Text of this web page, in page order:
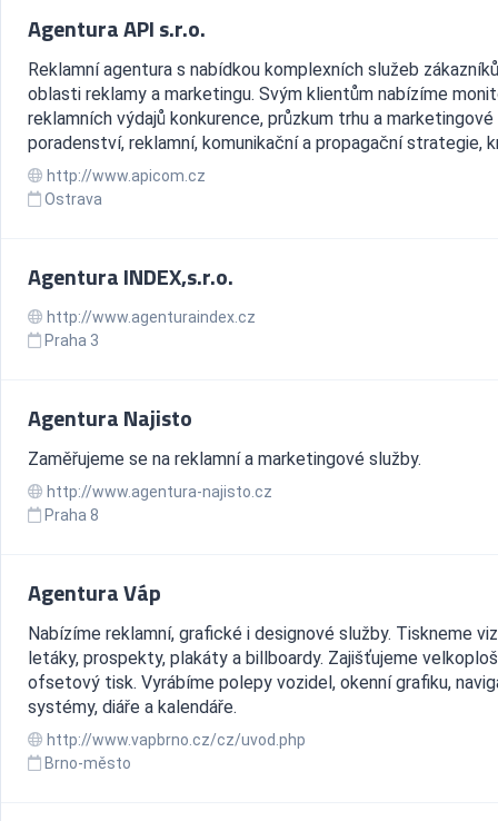
Agentura API s.r.o.
Reklamní agentura s nabídkou komplexních služeb
oblasti reklamy a marketingu. Svým klientům nabízíme
reklamních výdajů konkurence, průzkum trhu a marketingové
poradenství, reklamní, komunikační a propagační strategie,
http://www.apicom.cz
Ostrava
Agentura INDEX,s.r.o.
http://www.agenturaindex.cz
Praha 3
Agentura Najisto
Zaměřujeme se na reklamní a marketingové služby.
http://www.agentura-najisto.cz
Praha 8
Agentura Váp
Nabízíme reklamní, grafické i designové služby. Tiskneme
letáky, prospekty, plakáty a billboardy. Zajišťujeme
ofsetový tisk. Vyrábíme polepy vozidel, okenní grafiku,
systémy, diáře a kalendáře.
http://www.vapbrno.cz/cz/uvod.php
Brno-město